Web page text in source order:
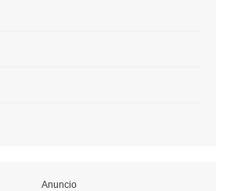
Anuncio